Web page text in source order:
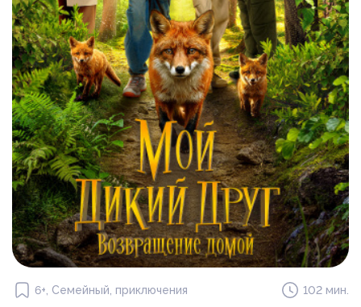
6+, Семейный, приключения 102 мин.